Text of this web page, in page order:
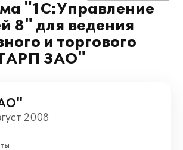
"1С:Управление
8" для ведения
и торгового
ЗАО"
2008